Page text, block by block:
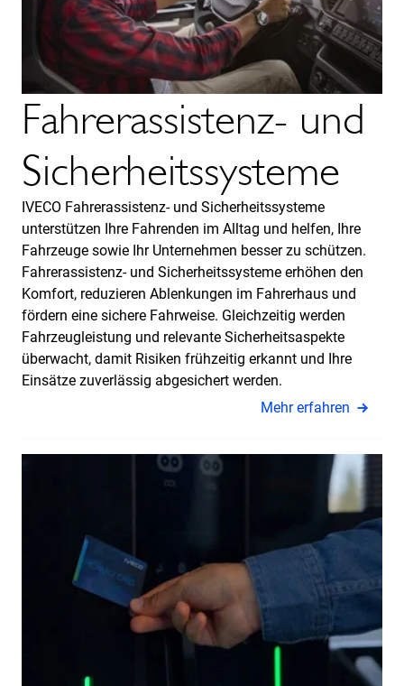
Fahrerassistenz- und
Sicherheitssysteme
IVECO Fahrerassistenz- und Sicherheitssysteme
unterstützen Ihre Fahrenden im Alltag und helfen, Ihre
Fahrzeuge sowie Ihr Unternehmen besser zu schützen.
Fahrerassistenz- und Sicherheitssysteme erhöhen den
Komfort, reduzieren Ablenkungen im Fahrerhaus und
fördern eine sichere Fahrweise. Gleichzeitig werden
Fahrzeugleistung und relevante Sicherheitsaspekte
überwacht, damit Risiken frühzeitig erkannt und Ihre
Einsätze zuverlässig abgesichert werden.
Mehr erfahren